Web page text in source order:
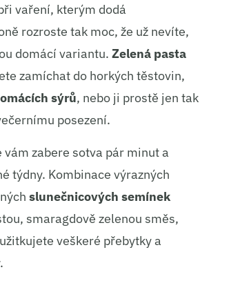
vaření, kterým dodá
rozroste tak moc, že už nevíte,
domácí variantu. Zelená pasta
zamíchat do horkých těstovin,
sýrů, nebo ji prostě jen tak
posezení.
vám zabere sotva pár minut a
týdny. Kombinace výrazných
slunečnicových semínek
smaragdově zelenou směs,
veškeré přebytky a